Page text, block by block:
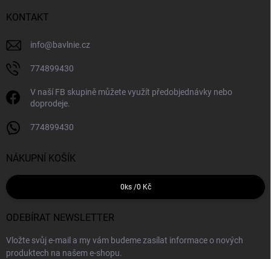
KONTAKT
info@bavlnie.cz
774899430
V naší FB skupině můžete využít předobjednávky nebo
doprodeje.
774899430
NÁKUPNÍ KOŠÍK
0 ks /0 Kč
ODEBÍRAT NEWSLETTER
Vložte svůj e-mail a my vám budeme zasílat informace o nových
produktech na našem e-shopu.